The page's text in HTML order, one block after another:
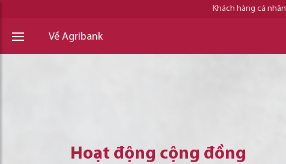
Khách hàng cá nhân
Về Agribank
Hoạt động cộng đồng
Hoạt động cộng đồng
Hoạt động cộng đồng